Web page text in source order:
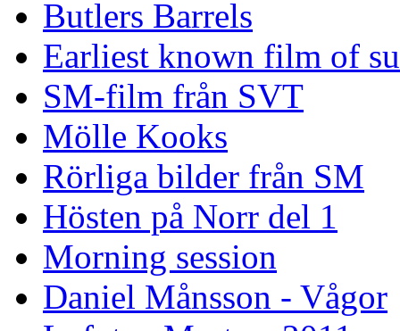
Butlers Barrels
Earliest known film of
SM-film från SVT
Mölle Kooks
Rörliga bilder från SM
Hösten på Norr del 1
Morning session
Daniel Månsson - Vågor